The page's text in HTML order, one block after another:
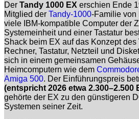
Der Tandy 1000 EX erschien Ende
Mitglied der Tandy-1000-Familie von
viele IBM-kompatible Computer der
Systemeinheit und einer Tastatur
Shack beim EX auf das Konzept des
Rechner, Tastatur, Netzteil und
sich in einem gemeinsamen
Heimcomputern wie dem
Amiga 500. Der Einführungspreis
(entspricht 2026 etwa 2.300–2.500
gehörte der EX zu den günstigeren
Systemen seiner Zeit.